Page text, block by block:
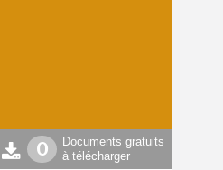
0
Documents gratuits
à télécharger